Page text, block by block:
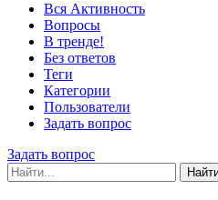
Вся Активность
Вопросы
В тренде!
Без ответов
Теги
Категории
Пользователи
Задать вопрос
Задать вопрос